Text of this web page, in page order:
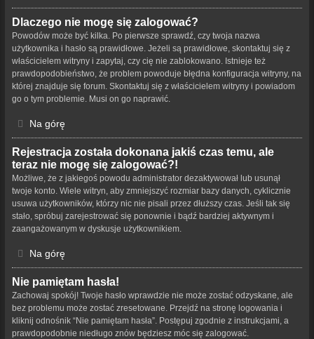
Dlaczego nie mogę się zalogować?
Powodów może być kilka. Po pierwsze sprawdź, czy twoja nazwa
użytkownika i hasło są prawidłowe. Jeżeli są prawidłowe, skontaktuj się z
właścicielem witryny i zapytaj, czy cię nie zablokowano. Istnieje też
prawdopodobieństwo, że problem powoduje błędna konfiguracja witryny, na
której znajduje się forum. Skontaktuj się z właścicielem witryny i powiadom
go o tym problemie. Musi on go naprawić.
Na górę
Rejestracja została dokonana jakiś czas temu, ale
teraz nie mogę się zalogować?!
Możliwe, że z jakiegoś powodu administrator dezaktywował lub usunął
twoje konto. Wiele witryn, aby zmniejszyć rozmiar bazy danych, cyklicznie
usuwa użytkowników, którzy nic nie pisali przez dłuższy czas. Jeśli tak się
stało, spróbuj zarejestrować się ponownie i bądź bardziej aktywnym i
zaangażowanym w dyskusje użytkownikiem.
Na górę
Nie pamiętam hasła!
Zachowaj spokój! Twoje hasło wprawdzie nie może zostać odzyskane, ale
bez problemu może zostać zresetowane. Przejdź na stronę logowania i
kliknij odnośnik “Nie pamiętam hasła”. Postępuj zgodnie z instrukcjami, a
prawdopodobnie niedługo znów będziesz móc się zalogować.